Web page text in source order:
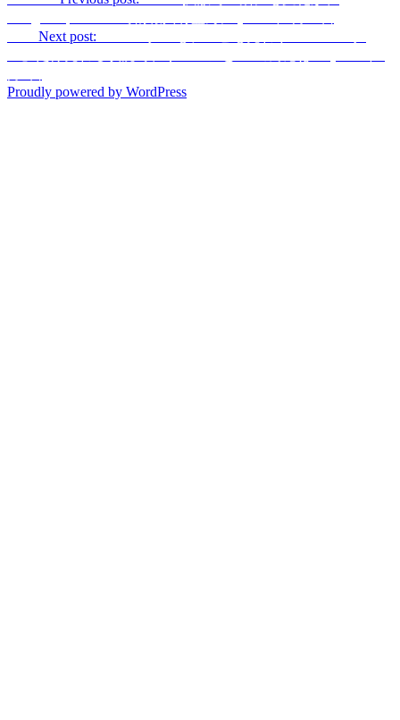
Next post:
Proudly powered by WordPress